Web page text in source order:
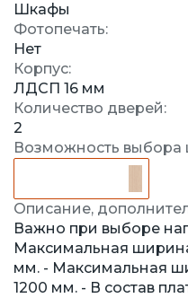
Шкафы
Фотопечать:
Нет
Корпус:
ЛДСП 16 мм
Количество дверей:
2
Возможность выбора
Описание,
Важно при выборе
Максимальная
мм. - Максимальная
1200 мм. - В состав